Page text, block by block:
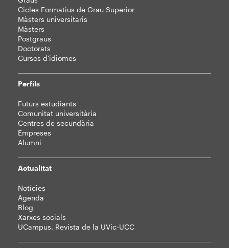
web
Cicles Formatius de Grau Superior
Màsters universitaris
Màsters
Postgraus
Doctorats
Cursos d'idiomes
Perfils
Futurs estudiants
Comunitat universitària
Centres de secundària
Empreses
Alumni
Actualitat
Notícies
Agenda
Blog
Xarxes socials
UCampus. Revista de la UVic-UCC